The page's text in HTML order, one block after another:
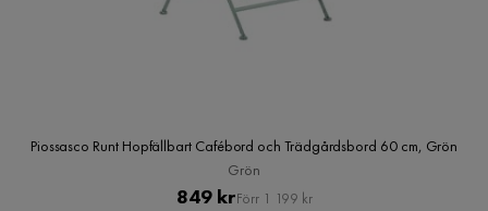
Piossasco Runt Hopfällbart Cafébord och Trädgårdsbord 60 cm, Grön
Grön
Pris
849 kr Original
Förr 1 199 kr